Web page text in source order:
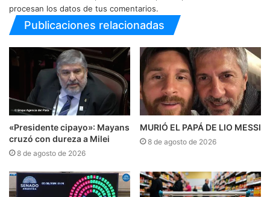
procesan los datos de tus comentarios.
Publicaciones relacionadas
«Presidente cipayo»: Mayans
cruzó con dureza a Milei
8 de agosto de 2026
MURIÓ EL PAPÁ DE LIO MESSI
8 de agosto de 2026